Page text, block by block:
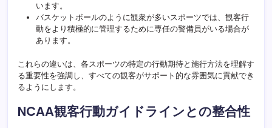
います。
バスケットボールのように観衆が多いスポーツでは、観客行
動をより積極的に管理するために専任の警備員がいる場合が
あります。
これらの違いは、各スポーツの特定の行動期待と施行方法を理解す
る重要性を強調し、すべての観客がサポート的な雰囲気に貢献でき
るようにします。
NCAA観客行動ガイドラインとの整合性